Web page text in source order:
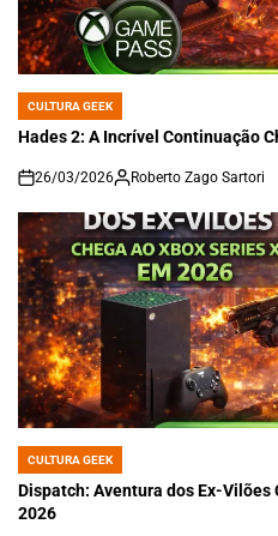
POSTED
IN
CULTURA GEEK
Hades 2: A Incrível Continuação
on
26/03/2026 Roberto Zago Sartori
POSTED
IN
CULTURA GEEK
Dispatch: Aventura dos Ex-Vilões
2026